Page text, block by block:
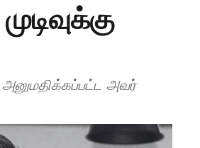
அனுமதிக்கப்பட்ட அவர்